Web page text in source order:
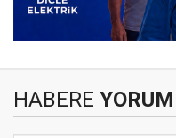
HABERE